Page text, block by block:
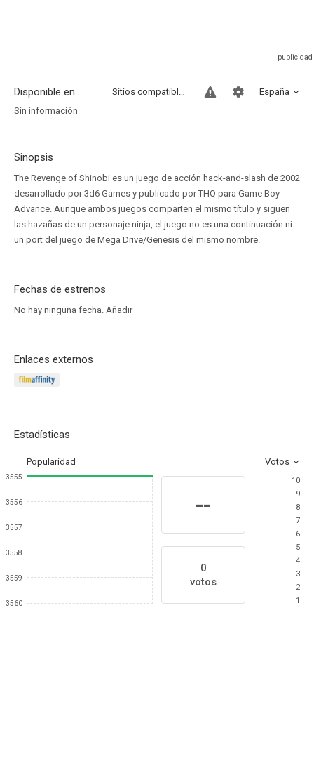
Disponible en... España
Sitios compatibles
Sin información
Sinopsis
The Revenge of Shinobi es un juego de acción hack-and-slash de 2002
desarrollado por 3d6 Games y publicado por THQ para Game Boy
Advance. Aunque ambos juegos comparten el mismo título y siguen
las hazañas de un personaje ninja, el juego no es una continuación ni
un port del juego de Mega Drive/Genesis del mismo nombre.
Fechas de estrenos
No hay ninguna fecha. Añadir
Enlaces externos
Estadísticas
Popularidad Votos
3555
3556
3557
3558
3559
3560
--
0
votos
10
9
8
7
6
5
4
3
2
1